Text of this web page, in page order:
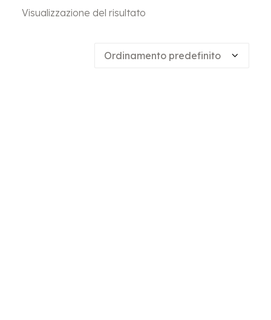
Visualizzazione del risultato